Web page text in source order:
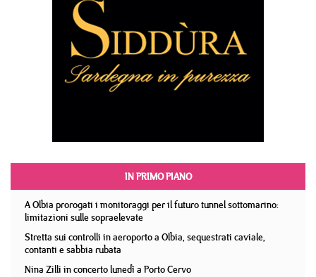
IN PRIMO PIANO
A Olbia prorogati i monitoraggi per il futuro tunnel sottomarino:
limitazioni sulle sopraelevate
Stretta sui controlli in aeroporto a Olbia, sequestrati caviale,
contanti e sabbia rubata
Nina Zilli in concerto lunedì a Porto Cervo